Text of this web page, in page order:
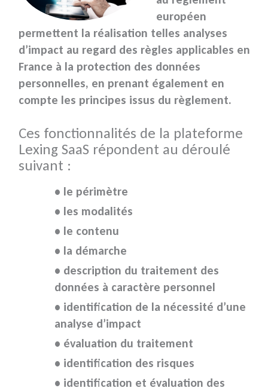
européen
permettent la réalisation telles analyses
d’impact au regard des règles applicables en
France à la protection des données
personnelles, en prenant également en
compte les principes issus du règlement.
Ces fonctionnalités de la plateforme
Lexing SaaS répondent au déroulé
suivant :
• le périmètre
• les modalités
• le contenu
• la démarche
• description du traitement des
données à caractère personnel
• identification de la nécessité d’une
analyse d’impact
• évaluation du traitement
• identification des risques
• identification et évaluation des